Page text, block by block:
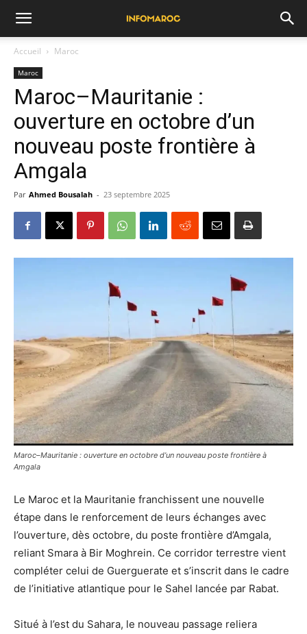
Accueil Maroc
Maroc
Maroc–Mauritanie :
ouverture en octobre d’un
nouveau poste frontière à
Amgala
Par Ahmed Bousalah - 23 septembre 2025
Maroc–Mauritanie : ouverture en octobre d’un nouveau poste frontière à
Amgala
Le Maroc et la Mauritanie franchissent une nouvelle
étape dans le renforcement de leurs échanges avec
l’ouverture, dès octobre, du poste frontière d’Amgala,
reliant Smara à Bir Moghrein. Ce corridor terrestre vient
compléter celui de Guerguerate et s’inscrit dans le cadre
de l’initiative atlantique pour le Sahel lancée par Rabat.
Situé à l’est du Sahara, le nouveau passage reliera